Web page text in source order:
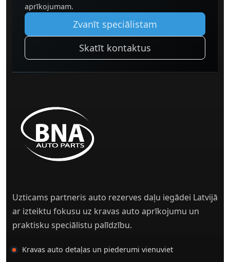
aprīkojumam.
Zvanīt speciālistam
Skatīt kontaktus
Uzticams partneris auto rezerves daļu iegādei Latvijā
ar izteiktu fokusu uz kravas auto aprīkojumu un
praktisku speciālistu palīdzību.
Kravas auto detaļas un piederumi vienuviet